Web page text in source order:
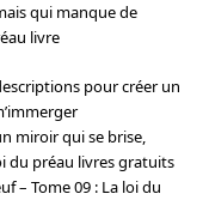
qui manque de
livre
pour créer un
miroir qui se brise,
du préau livres gratuits
– Tome 09 : La loi du